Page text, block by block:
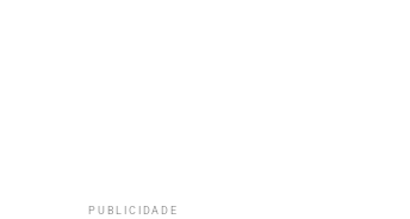
PUBLICIDADE